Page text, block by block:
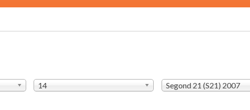
14 Segond 21 (S21) 2007